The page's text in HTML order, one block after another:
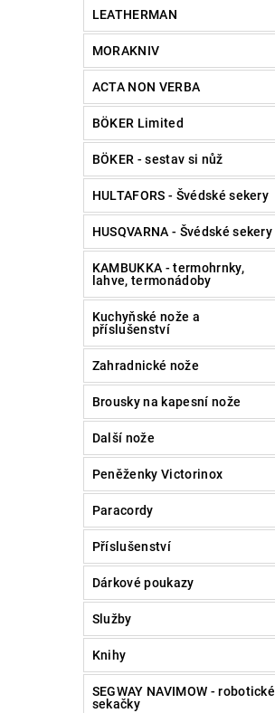
LEATHERMAN
MORAKNIV
ACTA NON VERBA
BÖKER Limited
BÖKER - sestav si nůž
HULTAFORS - Švédské sekery
HUSQVARNA - Švédské sekery
KAMBUKKA - termohrnky,
lahve, termonádoby
Kuchyňské nože a
příslušenství
Zahradnické nože
Brousky na kapesní nože
Další nože
Peněženky Victorinox
Paracordy
Příslušenství
Dárkové poukazy
Služby
Knihy
SEGWAY NAVIMOW - robotické
sekačky